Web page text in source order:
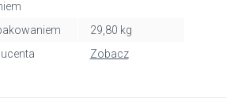
29,80 kg
Zobacz